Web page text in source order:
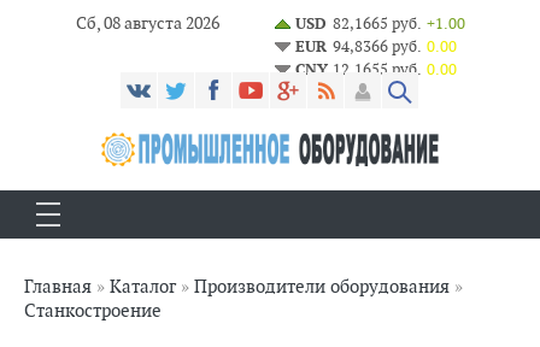
Сб, 08 августа 2026 USD 82,1665 руб. +1.00
EUR 94,8366 руб. 0.00
CNY 12,1655 руб. 0.00
Главная » Каталог» Производители оборудования »
Станкостроение